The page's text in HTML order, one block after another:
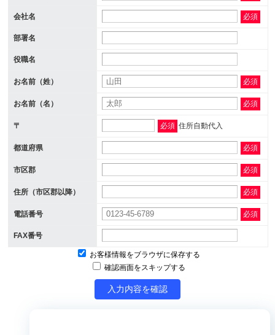
会社名 必須
部署名
役職名
お名前（姓） 必須
お名前（名） 必須
〒 必須 住所自動代入
都道府県 必須
市区郡 必須
住所（市区郡以降） 必須
電話番号 必須
FAX番号
お客様情報をブラウザに保存する
確認画面をスキップする
入力内容を確認